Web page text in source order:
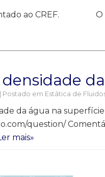
ao CREF.
O
Postado em Estática de
da água na
question/
mais»